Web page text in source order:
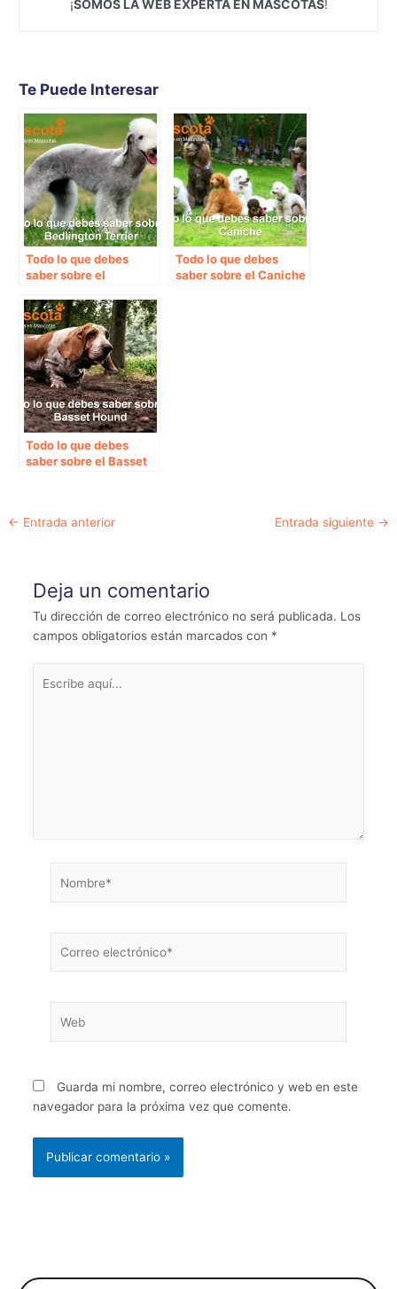
¡SOMOS LA WEB EXPERTA EN MASCOTAS!
Te Puede Interesar
Todo lo que debes
saber sobre el
Todo lo que debes
saber sobre el Caniche
Todo lo que debes
saber sobre el Basset
Navegación
← Entrada anterior Entrada siguiente →
Deja un comentario
Tu dirección de correo electrónico no será publicada. Los
campos obligatorios están marcados con *
aquí...
electrónico*
Guarda mi nombre, correo electrónico y web en este
navegador para la próxima vez que comente.